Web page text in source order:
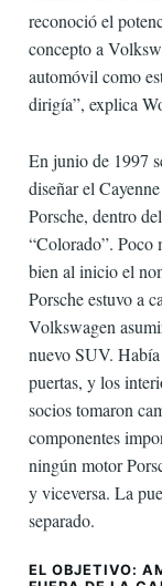
reconoció el
concepto a
automóvil como
dirigía”, explica
En junio de 1997
diseñar el
Porsche, dentro
“Colorado”. Poco
bien al inicio el
Porsche estuvo a
Volkswagen
nuevo SUV.
puertas, y los
socios tomaron
componentes
ningún motor
y viceversa. La
separado.
EL OBJETIVO: